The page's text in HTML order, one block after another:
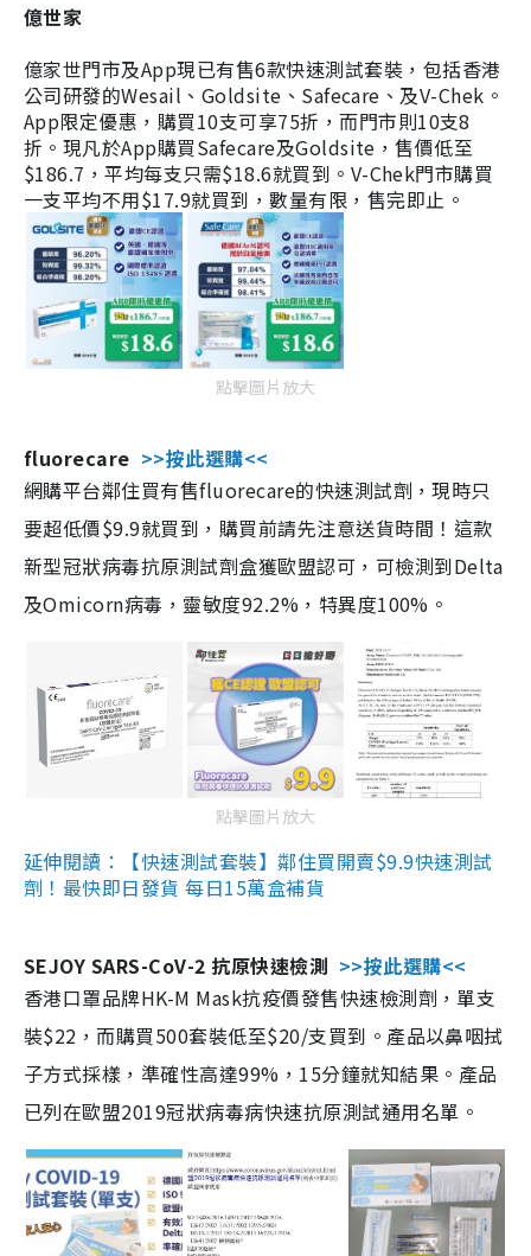
億世家
億家世門市及App現已有售6款快速測試套裝，包括香港
公司研發的Wesail、Goldsite、Safecare、及V-Chek。
App限定優惠，購買10支可享75折，而門市則10支8
折。現凡於App購買Safecare及Goldsite，售價低至
$186.7，平均每支只需$18.6就買到。V-Chek門市購買
一支平均不用$17.9就買到，數量有限，售完即止。
點擊圖片放大
fluorecare >>按此選購<<
網購平台鄰住買有售fluorecare的快速測試劑，現時只
要超低價$9.9就買到，購買前請先注意送貨時間！這款
新型冠狀病毒抗原測試劑盒獲歐盟認可，可檢測到Delta
及Omicorn病毒，靈敏度92.2%，特異度100%。
點擊圖片放大
延伸閱讀：【快速測試套裝】鄰住買開賣$9.9快速測試
劑！最快即日發貨 每日15萬盒補貨
SEJOY SARS-CoV-2 抗原快速檢測 >>按此選購<<
香港口罩品牌HK-M Mask抗疫價發售快速檢測劑，單支
裝$22，而購買500套裝低至$20/支買到。產品以鼻咽拭
子方式採樣，準確性高達99%，15分鐘就知結果。產品
已列在歐盟2019冠狀病毒病快速抗原測試通用名單。